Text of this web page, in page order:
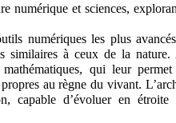
numérique et sciences,
numériques les plus
similaires à ceux de la
qui leur
au règne du vivant.
capable d’évoluer en